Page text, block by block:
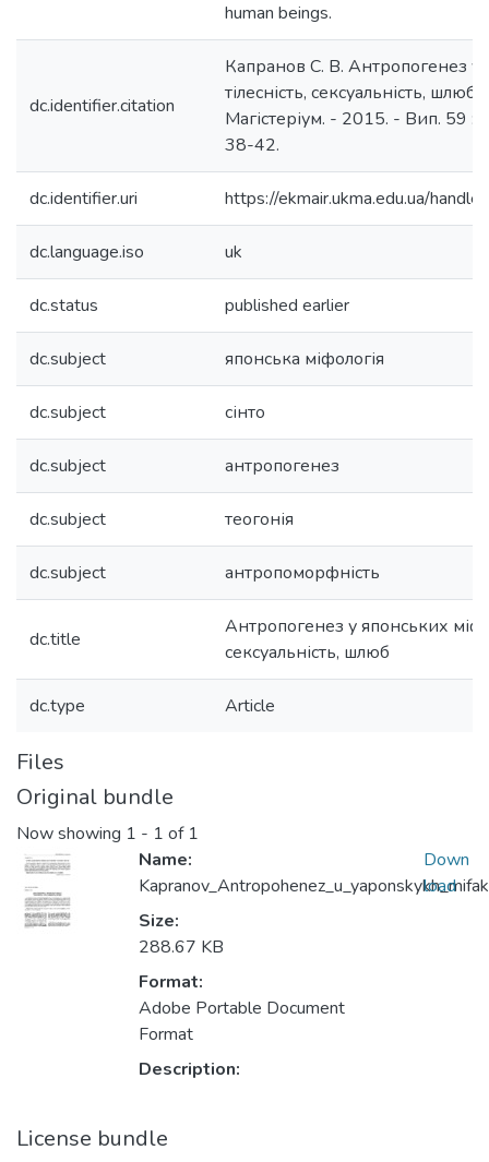
human beings.
dc.identifier.citation
Капранов С. В. Антропогенез у
тілесність, сексуальність,
Магістеріум. - 2015. - Вип. 59 :
38-42.
dc.identifier.uri https://ekmair.ukma.edu.ua/
dc.language.iso uk
dc.status published earlier
dc.subject японська міфологія
dc.subject сінто
dc.subject антропогенез
dc.subject теогонія
dc.subject антропоморфність
dc.title
Антропогенез у японських
сексуальність, шлюб
dc.type Article
Files
Original bundle
Now showing 1 - 1 of 1
Name:
Size:
288.67 KB
Format:
Adobe Portable Document
Format
Description:
Down
load
License bundle